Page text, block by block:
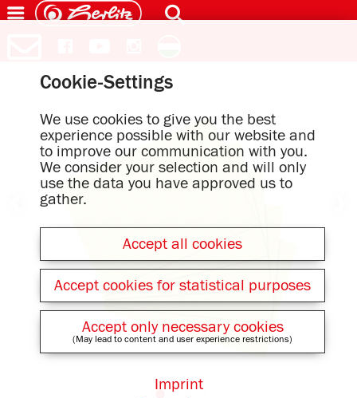
Cookie-Settings
We use cookies to give you the best
experience possible with our website and
to improve our communication with you.
We consider your selection and will only
use the data you have approved us to
gather.
Accept all cookies
Accept cookies for statistical purposes
Accept only necessary cookies
(May lead to content and user experience restrictions)
Imprint